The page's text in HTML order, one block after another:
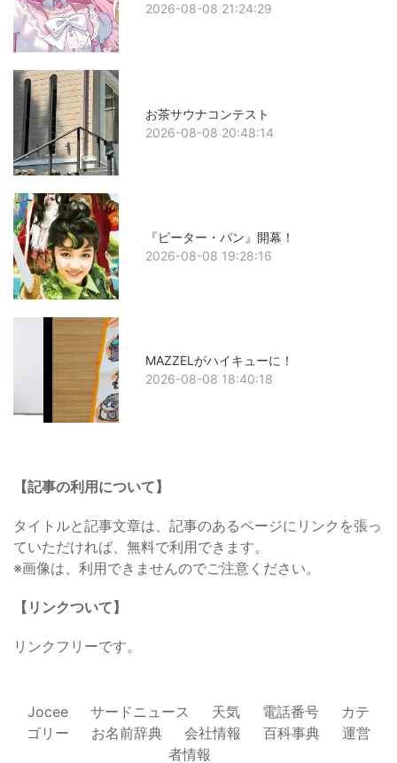
2026-08-08 21:24:29
お茶サウナコンテスト
2026-08-08 20:48:14
『ピーター・パン』開幕！
2026-08-08 19:28:16
MAZZELがハイキューに！
2026-08-08 18:40:18
【記事の利用について】
タイトルと記事文章は、記事のあるページにリンクを張っ
ていただければ、無料で利用できます。
※画像は、利用できませんのでご注意ください。
【リンクついて】
リンクフリーです。
Jocee サードニュース 天気 電話番号
カテ
ゴリー
お名前辞典 会社情報 百科事典
運営
者情報